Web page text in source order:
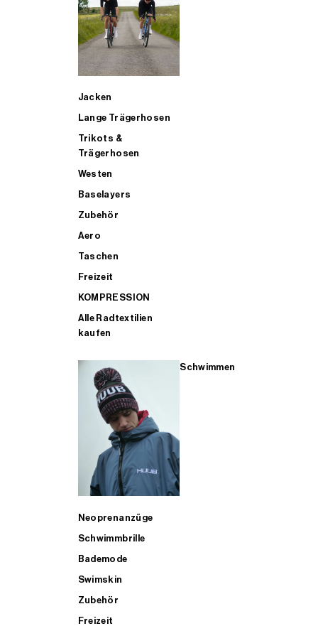
Jacken
Lange Trägerhosen
Trikots &
Trägerhosen
Westen
Baselayers
Zubehör
Aero
Taschen
Freizeit
KOMPRESSION
Alle Radtextilien
kaufen
Schwimmen
Neoprenanzüge
Schwimmbrille
Bademode
Swimskin
Zubehör
Freizeit
ALLE TRIATHLONARTIKEL FÜR MÄNNER KAUFEN